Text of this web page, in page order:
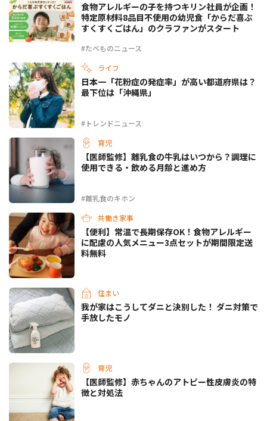
#たべものニュース
食物アレルギーの子を持つキリン社員が企画！
特定原材料8品目不使用の幼児食「からだ喜ぶ
すくすくごはん」のクラファンがスタート
ライフ
#トレンドニュース
日本一「花粉症の発症率」が高い都道府県は？
最下位は「沖縄県」
育児
#離乳食のキホン
【医師監修】離乳食の牛乳はいつから？調理に
使用できる・飲める月齢と進め方
共働き家事
【便利】常温で長期保存OK！食物アレルギー
に配慮の人気メニュー3点セットが期間限定送
料無料
住まい
我が家はこうしてダニと決別した！ ダニ対策で
手放したモノ
育児
【医師監修】赤ちゃんのアトピー性皮膚炎の特
徴と対処法